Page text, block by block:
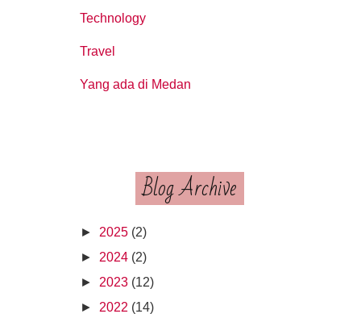
Technology
Travel
Yang ada di Medan
Blog Archive
► 2025 (2)
► 2024 (2)
► 2023 (12)
► 2022 (14)